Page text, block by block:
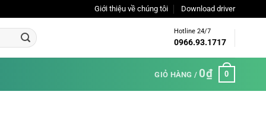
Giới thiệu về chúng tôi Download driver
Hotline 24/7
0966.93.1717
GIỎ HÀNG / 0₫ 0